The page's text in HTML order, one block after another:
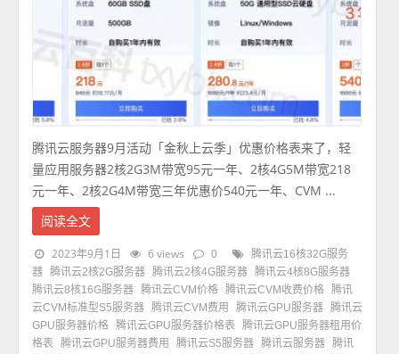
腾讯云服务器9月活动「金秋上云季」优惠价格表来了，轻
量应用服务器2核2G3M带宽95元一年、2核4G5M带宽218
元一年、2核2G4M带宽三年优惠价540元一年、CVM ...
阅读全文
2023年9月1日 6 views 0
腾讯云16核32G服务
器 腾讯云2核2G服务器 腾讯云2核4G服务器 腾讯云4核8G服务器
腾讯云8核16G服务器 腾讯云CVM价格 腾讯云CVM收费价格 腾讯
云CVM标准型S5服务器 腾讯云CVM费用 腾讯云GPU服务器 腾讯云
GPU服务器价格 腾讯云GPU服务器价格表
腾讯云GPU服务器租用价
格表
腾讯云GPU服务器费用 腾讯云S5服务器 腾讯云服务器 腾讯